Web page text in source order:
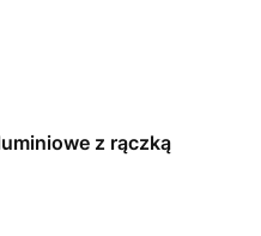
z rączką